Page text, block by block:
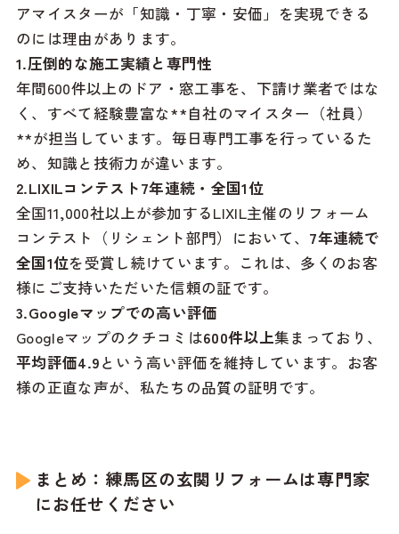
アマイスターが「知識・丁寧・安価」を実現できる
のには理由があります。
1.圧倒的な施工実績と専門性
年間600件以上のドア・窓工事を、下請け業者ではな
く、すべて経験豊富な**自社のマイスター（社員）
**が担当しています。毎日専門工事を行っているた
め、知識と技術力が違います。
2.LIXILコンテスト7年連続・全国1位
全国11,000社以上が参加するLIXIL主催のリフォーム
コンテスト（リシェント部門）において、 7年連続で
全国1位を受賞し続けています。これは、多くのお客
様にご支持いただいた信頼の証です。
3.Googleマップでの高い評価
Googleマップのクチコミは600件以上集まっており、
平均評価4.9という高い評価を維持しています。お客
様の正直な声が、私たちの品質の証明です。
まとめ：練馬区の玄関リフォームは専門家
にお任せください